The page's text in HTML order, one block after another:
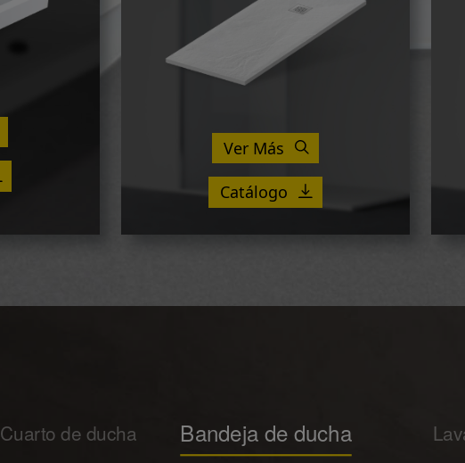
Ver Más
Catálogo
Cuarto de ducha Bandeja de ducha